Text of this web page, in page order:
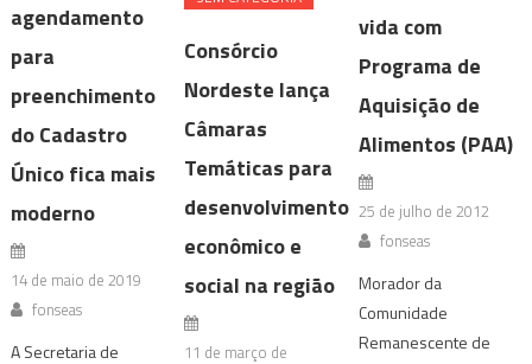
agendamento
para
preenchimento
do Cadastro
Único fica mais
moderno
14 de maio de 2019
fonseas
A Secretaria de
Consórcio
Nordeste lança
Câmaras
Temáticas para
desenvolvimento
econômico e
social na região
11 de março de
vida com
Programa de
Aquisição de
Alimentos (PAA)
25 de julho de 2012
fonseas
Morador da
Comunidade
Remanescente de